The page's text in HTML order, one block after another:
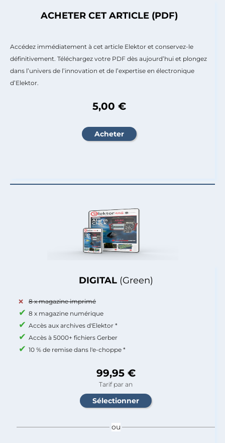
DIGITAL (Green)
8 x magazine imprimé
8 x magazine numérique
Accès aux archives d'Elektor *
Accès à 5000+ fichiers Gerber
10 % de remise dans l'e-choppe *
99,95 €
Tarif par an
ou
ACHETER CET ARTICLE (PDF)
Accédez immédiatement à cet article Elektor et conservez-le
définitivement. Téléchargez votre PDF dès aujourd’hui et plongez
dans l’univers de l’innovation et de l’expertise en électronique
d’Elektor.
5,00 €